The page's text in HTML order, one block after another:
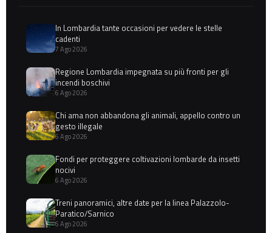
In Lombardia tante occasioni per vedere le stelle
cadenti
7 Ago 2026
Regione Lombardia impegnata su più fronti per gli
incendi boschivi
6 Ago 2026
Chi ama non abbandona gli animali, appello contro un
gesto illegale
6 Ago 2026
Fondi per proteggere coltivazioni lombarde da insetti
nocivi
6 Ago 2026
Treni panoramici, altre date per la linea Palazzolo-
Paratico/Sarnico
6 Ago 2026